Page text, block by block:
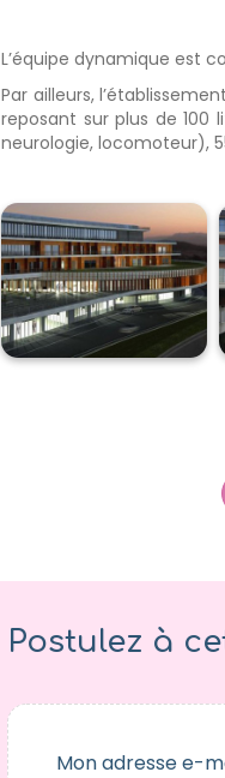
L’équipe dynamique est
Par ailleurs,
reposant sur plus de 100
neurologie, locomoteur),
Postulez à
Mon adresse e-